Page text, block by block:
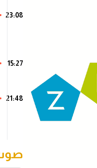
23:08
15:27
21:48